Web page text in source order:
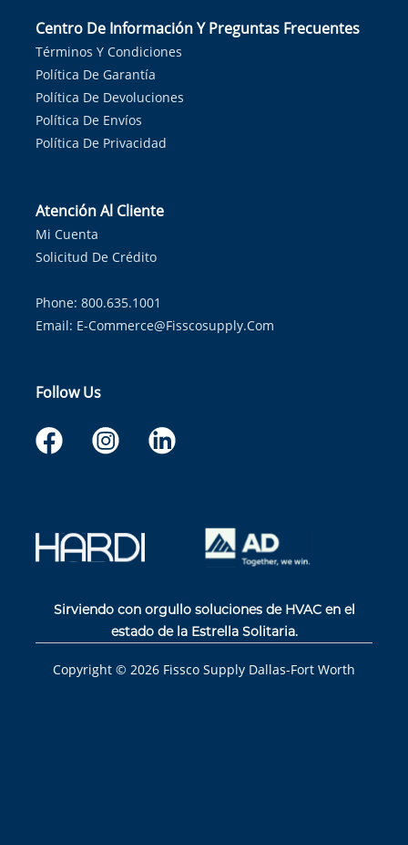
Centro De Información Y Preguntas Frecuentes
Términos Y Condiciones
Política De Garantía
Política De Devoluciones
Política De Envíos
Política De Privacidad
Atención Al Cliente
Mi Cuenta
Solicitud De Crédito
Phone: 800.635.1001
Email: E-Commerce@fisscosupply.com
Follow Us
Sirviendo con orgullo soluciones de HVAC en el
estado de la Estrella Solitaria.
Copyright © 2026 Fissco Supply Dallas-Fort Worth